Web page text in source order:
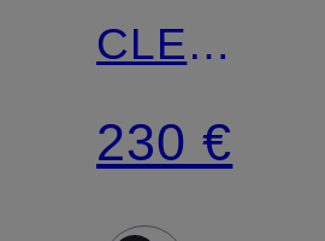
CLEAN
90
230 €